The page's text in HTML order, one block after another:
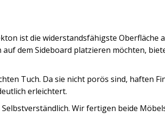
ist die widerstandsfähigste Oberfläche
dem Sideboard platzieren möchten,
Tuch. Da sie nicht porös sind, haften
erleichtert.
Selbstverständlich. Wir fertigen beide